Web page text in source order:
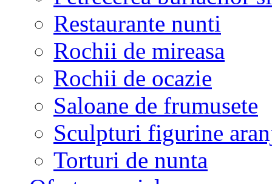
Restaurante nunti
Rochii de mireasa
Rochii de ocazie
Saloane de frumusete
Sculpturi figurine
Torturi de nunta